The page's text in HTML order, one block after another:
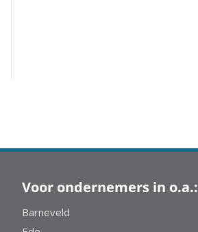
Voor ondernemers in o.a.:
Barneveld